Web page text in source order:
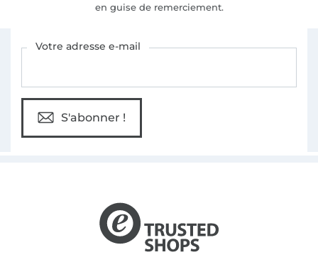
en guise de remerciement.
Votre adresse e-mail
S'abonner !